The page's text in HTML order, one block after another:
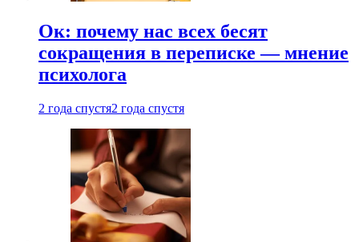
Ок: почему нас всех бесят
сокращения в переписке — мнение
психолога
2 года спустя2 года спустя